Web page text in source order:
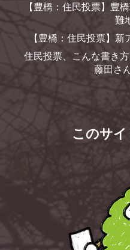
【豊橋：住民投票】豊
難
【豊橋：住民投票】
住民投票、こんな書き
藤田さ
このサ